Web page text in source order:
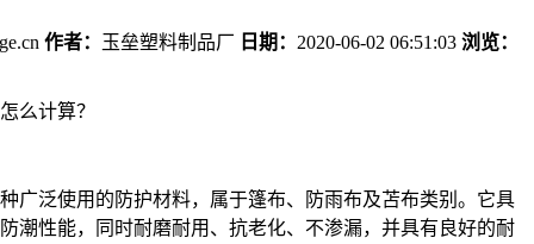
作者： 玉垒塑料制品厂 日期： 2020-06-02 06:51:03 浏览：
怎么计算？
广泛使用的防护材料，属于篷布、防雨布及苫布类别。它具
潮性能，同时耐磨耐用、抗老化、不渗漏，并具有良好的耐